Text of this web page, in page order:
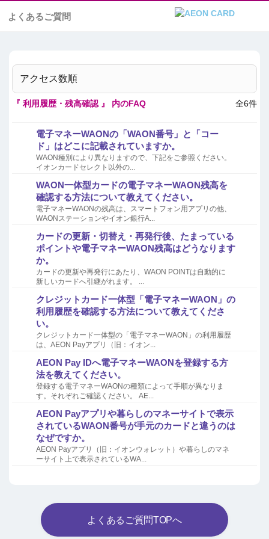
よくあるご質問
『 利用履歴・残高確認 』 内のFAQ 全6件
電子マネーWAONの「WAON番号」と「コー
ド」はどこに記載されていますか。
WAON種別により異なりますので、下記をご参照ください。
イオンカードセレクト以外の...
WAON一体型カードの電子マネーWAON残高を
確認する方法について教えてください。
電子マネーWAONの残高は、スマートフォン用アプリの他、
WAONステーションやイオン銀行A...
カードの更新・切替え・再発行後、たまっている
ポイントや電子マネーWAON残高はどうなります
か。
カードの更新や再発行にあたり、WAON POINTは自動的に
新しいカードへ引継がれます。 ...
クレジットカード一体型「電子マネーWAON」の
利用履歴を確認する方法について教えてくださ
い。
クレジットカード一体型の「電子マネーWAON」の利用履歴
は、AEON Payアプリ（旧：イオン...
AEON Pay IDへ電子マネーWAONを登録する方
法を教えてください。
登録する電子マネーWAONの種類によって手順が異なりま
す。それぞれご確認ください。 AE...
AEON Payアプリや暮らしのマネーサイトで表示
されているWAON番号が手元のカードと違うのは
なぜですか。
AEON Payアプリ（旧：イオンウォレット）や暮らしのマネ
ーサイト上で表示されているWA...
よくあるご質問TOPへ